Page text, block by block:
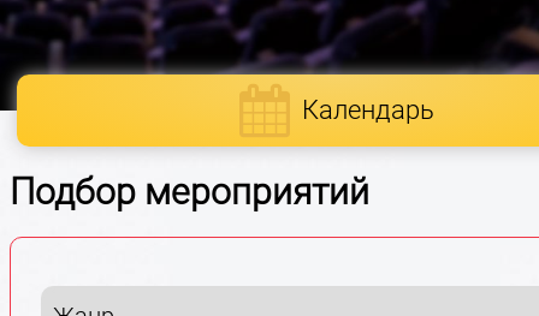
Календарь
Подбор мероприятий